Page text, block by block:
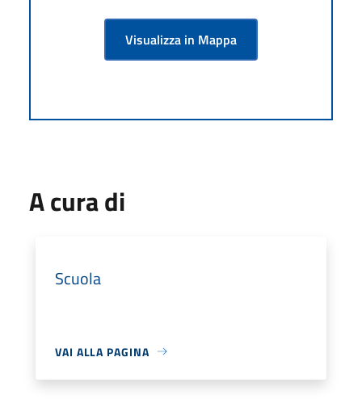
Visualizza in Mappa
A cura di
Scuola
VAI ALLA PAGINA